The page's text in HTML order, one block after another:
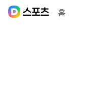
홈